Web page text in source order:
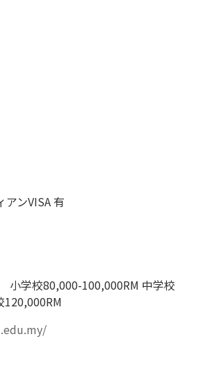
アンVISA 有
学校80,000-100,000RM 中学校